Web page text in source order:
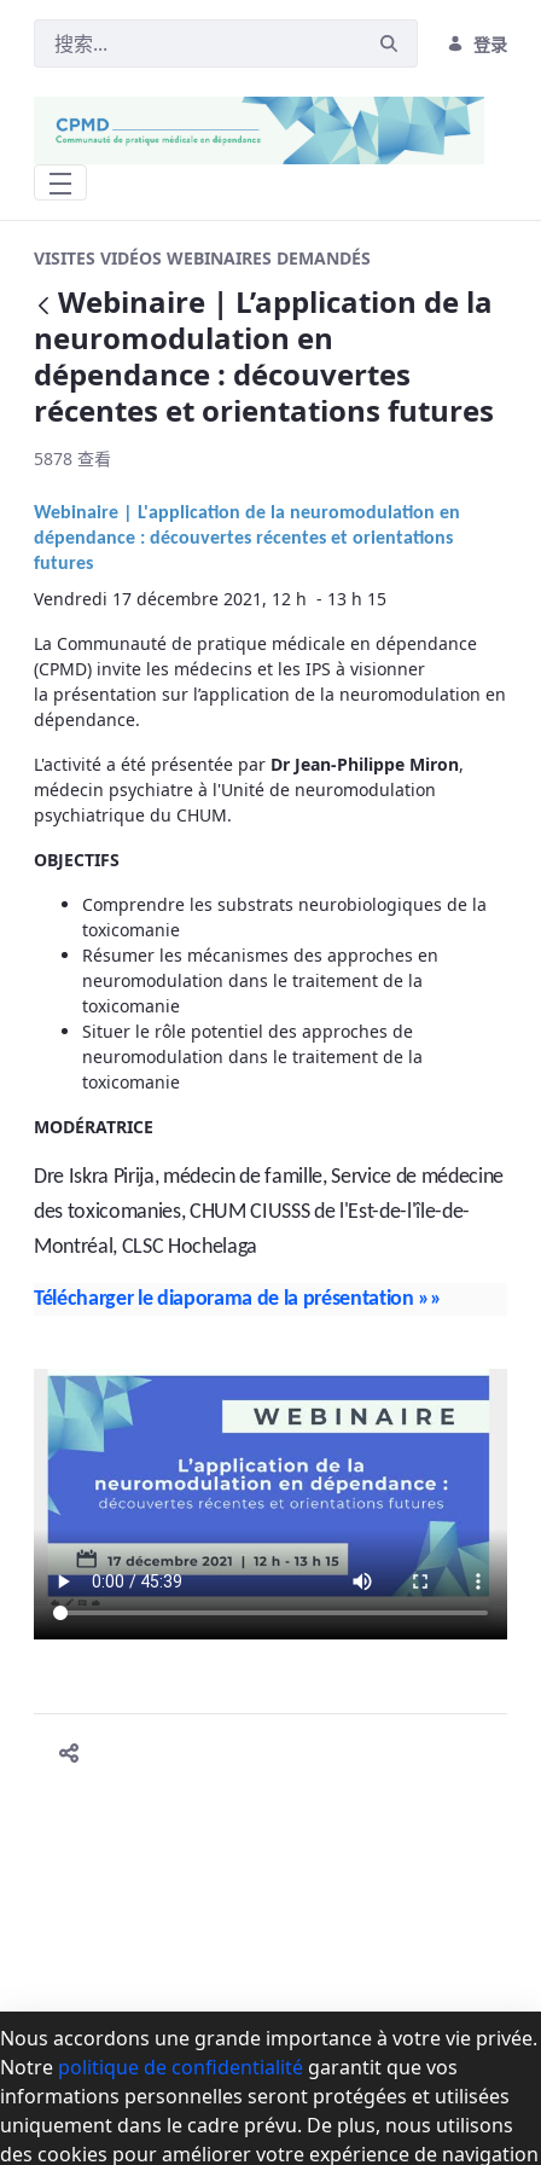
登录
VISITES VIDÉOS WEBINAIRES DEMANDÉS
返回
Webinaire | L’application de la
neuromodulation en
dépendance : découvertes
récentes et orientations futures
5878 查看
Webinaire | L'application de la neuromodulation en
dépendance : découvertes récentes et orientations
futures
Vendredi 17 décembre 2021, 12 h - 13 h 15
La Communauté de pratique médicale en dépendance
(CPMD) invite les médecins et les IPS à visionner
la présentation sur l’application de la neuromodulation en
dépendance.
L'activité a été présentée par Dr Jean-Philippe Miron,
médecin psychiatre à l'Unité de neuromodulation
psychiatrique du CHUM.
OBJECTIFS
Comprendre les substrats neurobiologiques de la
toxicomanie
Résumer les mécanismes des approches en
neuromodulation dans le traitement de la
toxicomanie
Situer le rôle potentiel des approches de
neuromodulation dans le traitement de la
toxicomanie
MODÉRATRICE
Dre Iskra Pirija, médecin de famille, Service de médecine
des toxicomanies, CHUM CIUSSS de l'Est-de-l'île-de-
Montréal, CLSC Hochelaga
Télécharger le diaporama de la présentation »»
À propos de la CPMD
Devenir membre
Se connecter
Nous accordons une grande importance à votre vie privée.
Notre politique de confidentialité garantit que vos
informations personnelles seront protégées et utilisées
uniquement dans le cadre prévu. De plus, nous utilisons
des cookies pour améliorer votre expérience de navigation